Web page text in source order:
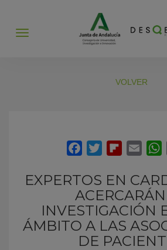
Abrir
VOLVER
EXPERTOS EN
INVESTIGACIÓN
ÁMBITO A LAS
DE